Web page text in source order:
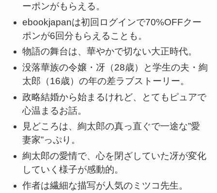
ーポンがもらえる。
ebookjapanは初回ログインで70%OFFクー
ポンが6回分もらえることも。
物語の舞台は、華やかで切ない大正時代。
没落華族の令嬢・冴（28歳）と学生の夫・絢
太郎（16歳）の年の差ラブストーリー。
政略結婚から始まるけれど、とてもピュアで
心温まるお話。
見どころは、絢太郎の真っ直ぐで一途な”愛
妻家”っぷり。
絢太郎の愛情で、心を閉ざしていた冴が変化
していく様子が感動的。
作者は繊細な描写が人気のミツコ先生。